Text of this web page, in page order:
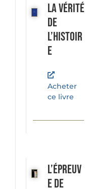
La vérité
de
l’histoir
e
Acheter
ce livre
L’Épreuv
e de